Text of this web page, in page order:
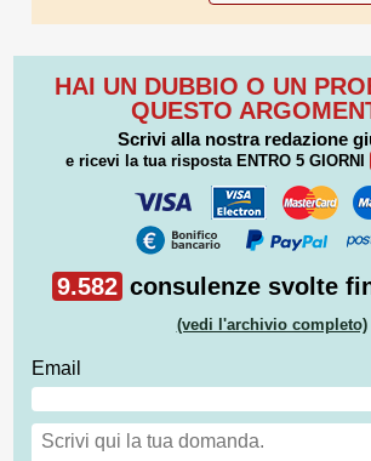
HAI UN DUBBIO O UN
QUESTO
Scrivi alla nostra redazione
e ricevi la tua risposta ENTRO 5 GIORNI
9.582 consulenze svolte
(vedi l'archivio completo)
Email